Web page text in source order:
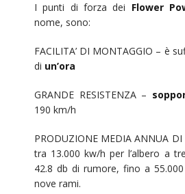
I punti di forza dei Flower
nome, sono:
FACILITA’ DI MONTAGGIO – è
di un’ora
GRANDE RESISTENZA –
190 km/h
PRODUZIONE MEDIA ANNUA DI
tra 13.000 kw/h per l’albero a
42.8 db di rumore, fino a
nove rami.